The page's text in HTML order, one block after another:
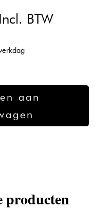
€18,33.
Incl. BTW
aan
producten